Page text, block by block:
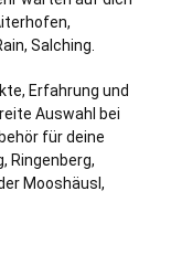
Salching.
Erfahrung und
Auswahl bei
für deine
Ringenberg,
Mooshäusl,